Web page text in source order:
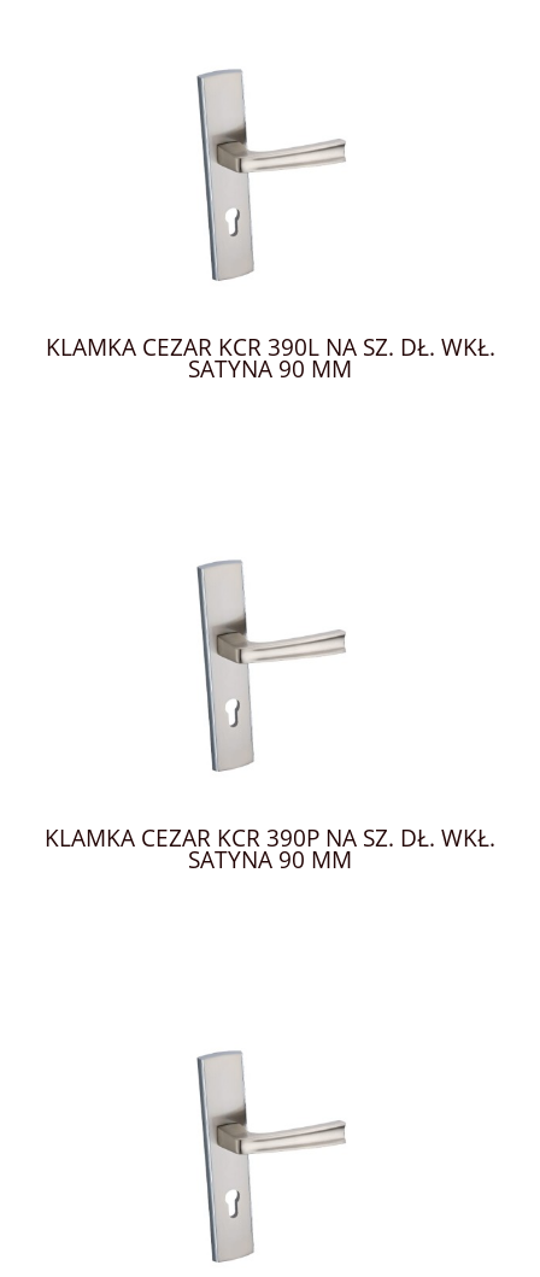
KLAMKA CEZAR KCR 390L NA SZ. DŁ. WKŁ.
SATYNA 90 MM
KLAMKA CEZAR KCR 390P NA SZ. DŁ. WKŁ.
SATYNA 90 MM